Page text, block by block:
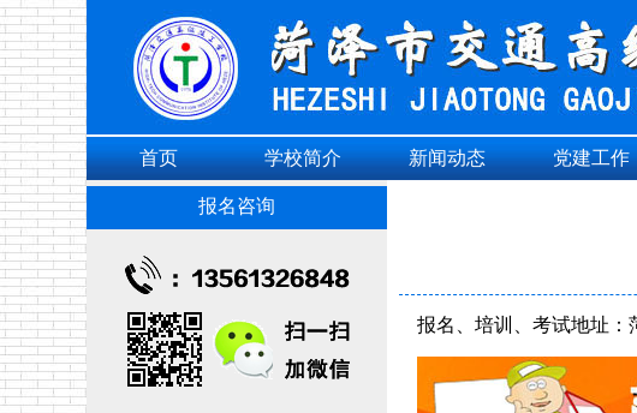
首页 学校简介 新闻动态 党建工作
报名咨询
报名、培训、考试地址：